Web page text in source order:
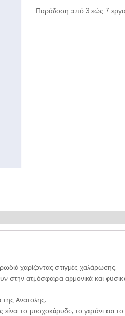
Παράδοση από 3 εώς 7
χαρίζοντας στιγμές χαλάρωσης.
ατμόσφαιρα αρμονικά και
Ανατολής.
είναι το μοσχοκάρυδο, το γεράνι και